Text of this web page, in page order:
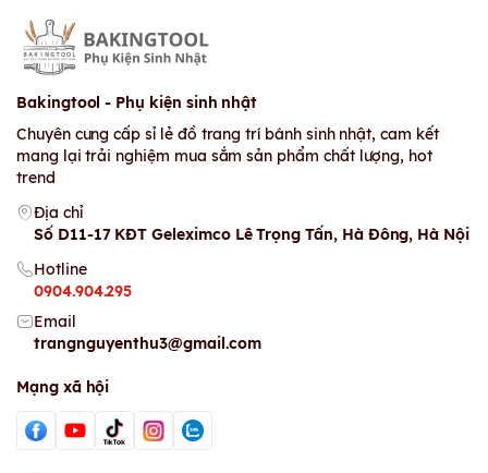
Bakingtool - Phụ kiện sinh nhật
Chuyên cung cấp sỉ lẻ đồ trang trí bánh sinh nhật, cam kết
mang lại trải nghiệm mua sắm sản phẩm chất lượng, hot
trend
Địa chỉ
Số D11-17 KĐT Geleximco Lê Trọng Tấn, Hà Đông, Hà Nội
Hotline
0904.904.295
Email
trangnguyenthu3@gmail.com
Mạng xã hội